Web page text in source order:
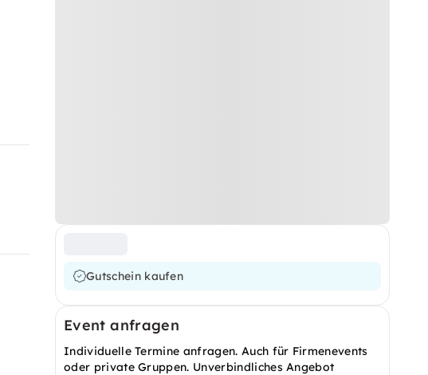
Gutschein kaufen
Event anfragen
Individuelle Termine anfragen. Auch für Firmenevents
oder private Gruppen. Unverbindliches Angebot